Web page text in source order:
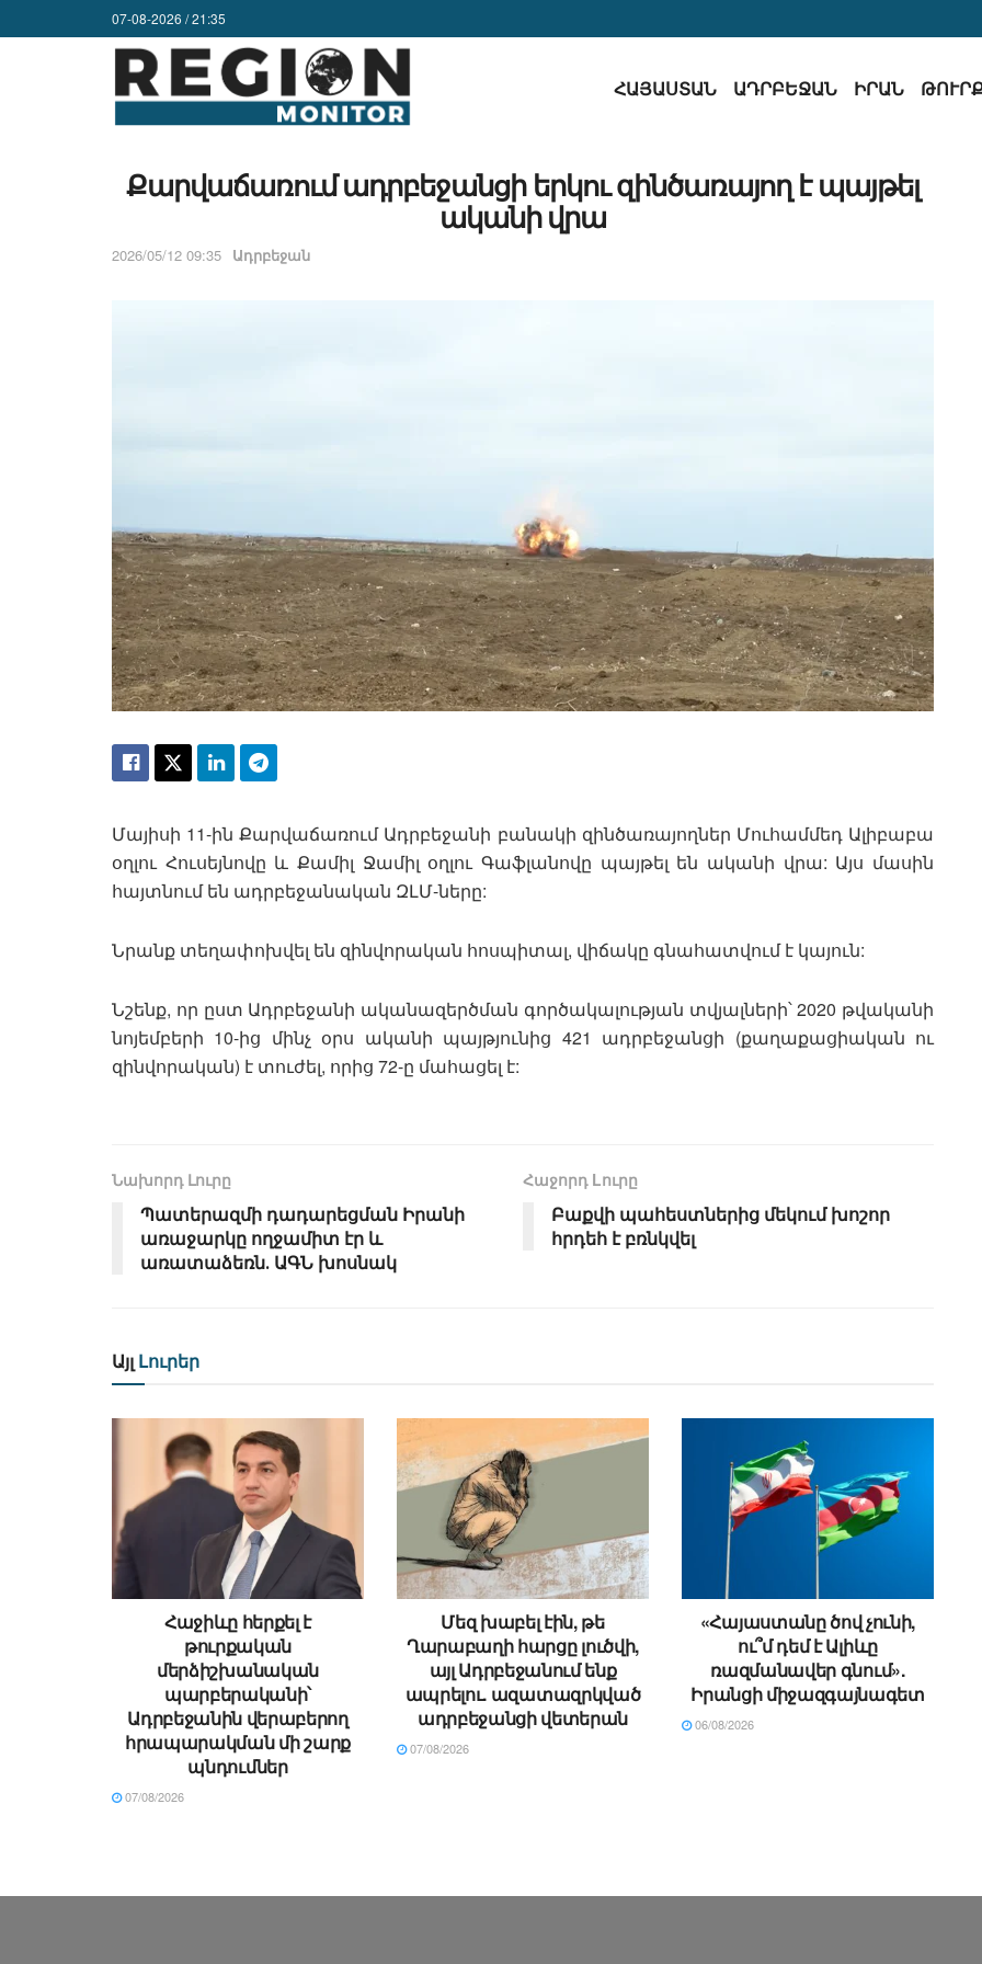
07-08-2026 / 21:35
ՀԱՅԱՍՏԱՆ ԱԴՐԲԵՋԱՆ ԻՐԱՆ
Քարվաճառում ադրբեջանցի երկու զինծառայող է պայթել
ականի վրա
2026/05/12 09:35 Ադրբեջան
Մայիսի 11-ին Քարվաճառում Ադրբեջանի բանակի զինծառայողներ Մուհամմեդ Ալիբաբա
օղլու Հուսեյնովը և Քամիլ Ջամիլ օղլու Գաֆլանովը պայթել են ականի վրա: Այս մասին
հայտնում են ադրբեջանական ԶԼՄ-ները:
Նրանք տեղափոխվել են զինվորական հոսպիտալ, վիճակը գնահատվում է կայուն:
Նշենք, որ ըստ Ադրբեջանի ականազերծման գործակալության տվյալների՝ 2020 թվականի
նոյեմբերի 10-ից մինչ օրս ականի պայթյունից 421 ադրբեջանցի (քաղաքացիական ու
զինվորական) է տուժել, որից 72-ը մահացել է:
Նախորդ Լուրը
Պատերազմի դադարեցման Իրանի
առաջարկը ողջամիտ էր և
առատաձեռն․ ԱԳՆ խոսնակ
Հաջորդ Lուրը
Բաքվի պահեստներից մեկում խոշոր
հրդեհ է բռնկվել
Այլ Լուրեր
Հաջիևը հերքել է
թուրքական
մերձիշխանական
պարբերականի՝
Ադրբեջանին վերաբերող
հրապարակման մի շարք
պնդումներ
07/08/2026
Մեզ խաբել էին, թե
Ղարաբաղի հարցը լուծվի,
այլ Ադրբեջանում ենք
ապրելու. ազատազրկված
ադրբեջանցի վետերան
07/08/2026
«Հայաստանը ծով չունի,
ու՞մ դեմ է Ալիևը
ռազմանավեր գնում».
Իրանցի միջազգայնագետ
06/08/2026